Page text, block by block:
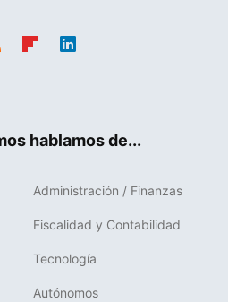
hablamos de...
Administración / Finanzas
Fiscalidad y Contabilidad
Tecnología
Autónomos